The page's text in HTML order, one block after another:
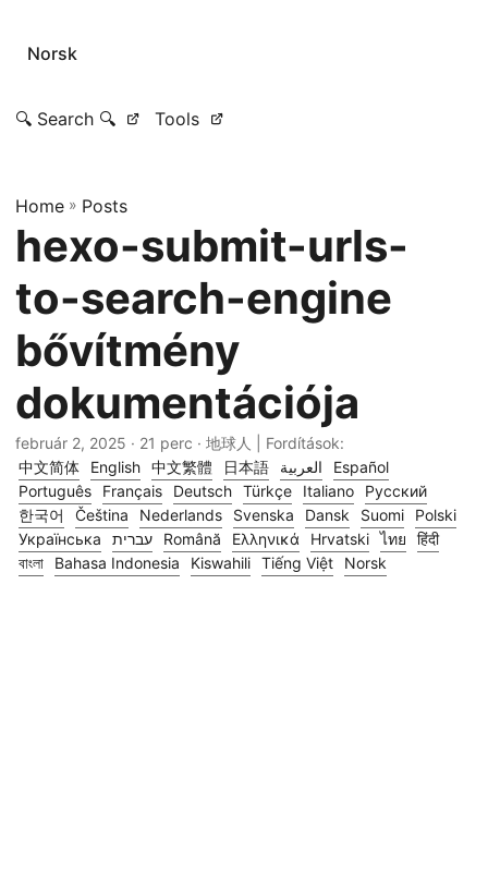
Norsk
🔍 Search 🔍 Tools
Home » Posts
hexo-submit-urls-
to-search-engine
bővítmény
dokumentációja
február 2, 2025 · 21 perc · 地球人 | Fordítások:
中文简体
English 中文繁體 日本語 العربية
Español
Português
Français Deutsch Türkçe Italiano
Русский
한국어
Čeština Nederlands Svenska Dansk Suomi
Polski
Українська
עברית Română Ελληνικά Hrvatski ไทย
हिंदी
বাংলা
Bahasa Indonesia Kiswahili Tiếng Việt Norsk